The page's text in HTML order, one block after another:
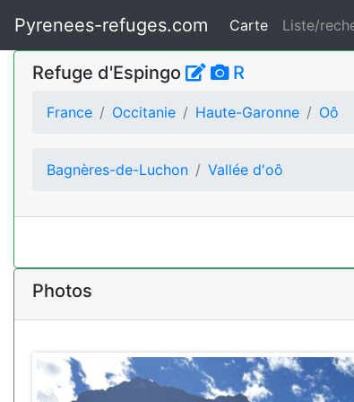
Pyrenees-refuges.com Carte Liste/
Refuge d'Espingo R
France Occitanie Haute-Garonne Oô
Bagnères-de-Luchon Vallée d'oô
Photos